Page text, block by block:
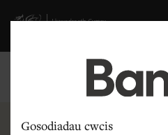
Gosodiadau cwcis
Visit gov.wales website
Breadcrumb
Hafan